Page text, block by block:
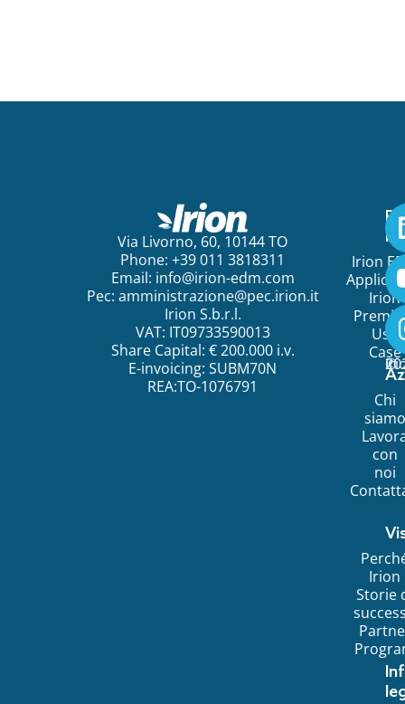
Via Livorno, 60, 10144 TO
Phone: +39 011 3818311
Email: info@irion-edm.com
Pec: amministrazione@pec.irion.it
Irion S.b.r.l.
VAT: IT09733590013
Share Capital: € 200.000 i.v.
E-invoicing: SUBM70N
REA:TO-1076791
Irion
Irion
Use
Case
Chi
siamo
con
noi
Irion
Storie
©